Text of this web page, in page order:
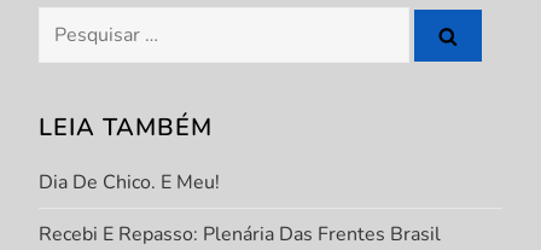
o
Pesquisar
por:
LEIA TAMBÉM
Dia De Chico. E Meu!
Recebi E Repasso: Plenária Das Frentes Brasil